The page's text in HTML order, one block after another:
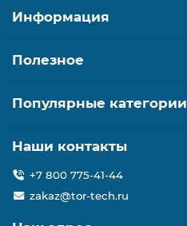
Информация
Полезное
Популярные категории
Наши контакты
+7 800 775-41-44
zakaz@tor-tech.ru